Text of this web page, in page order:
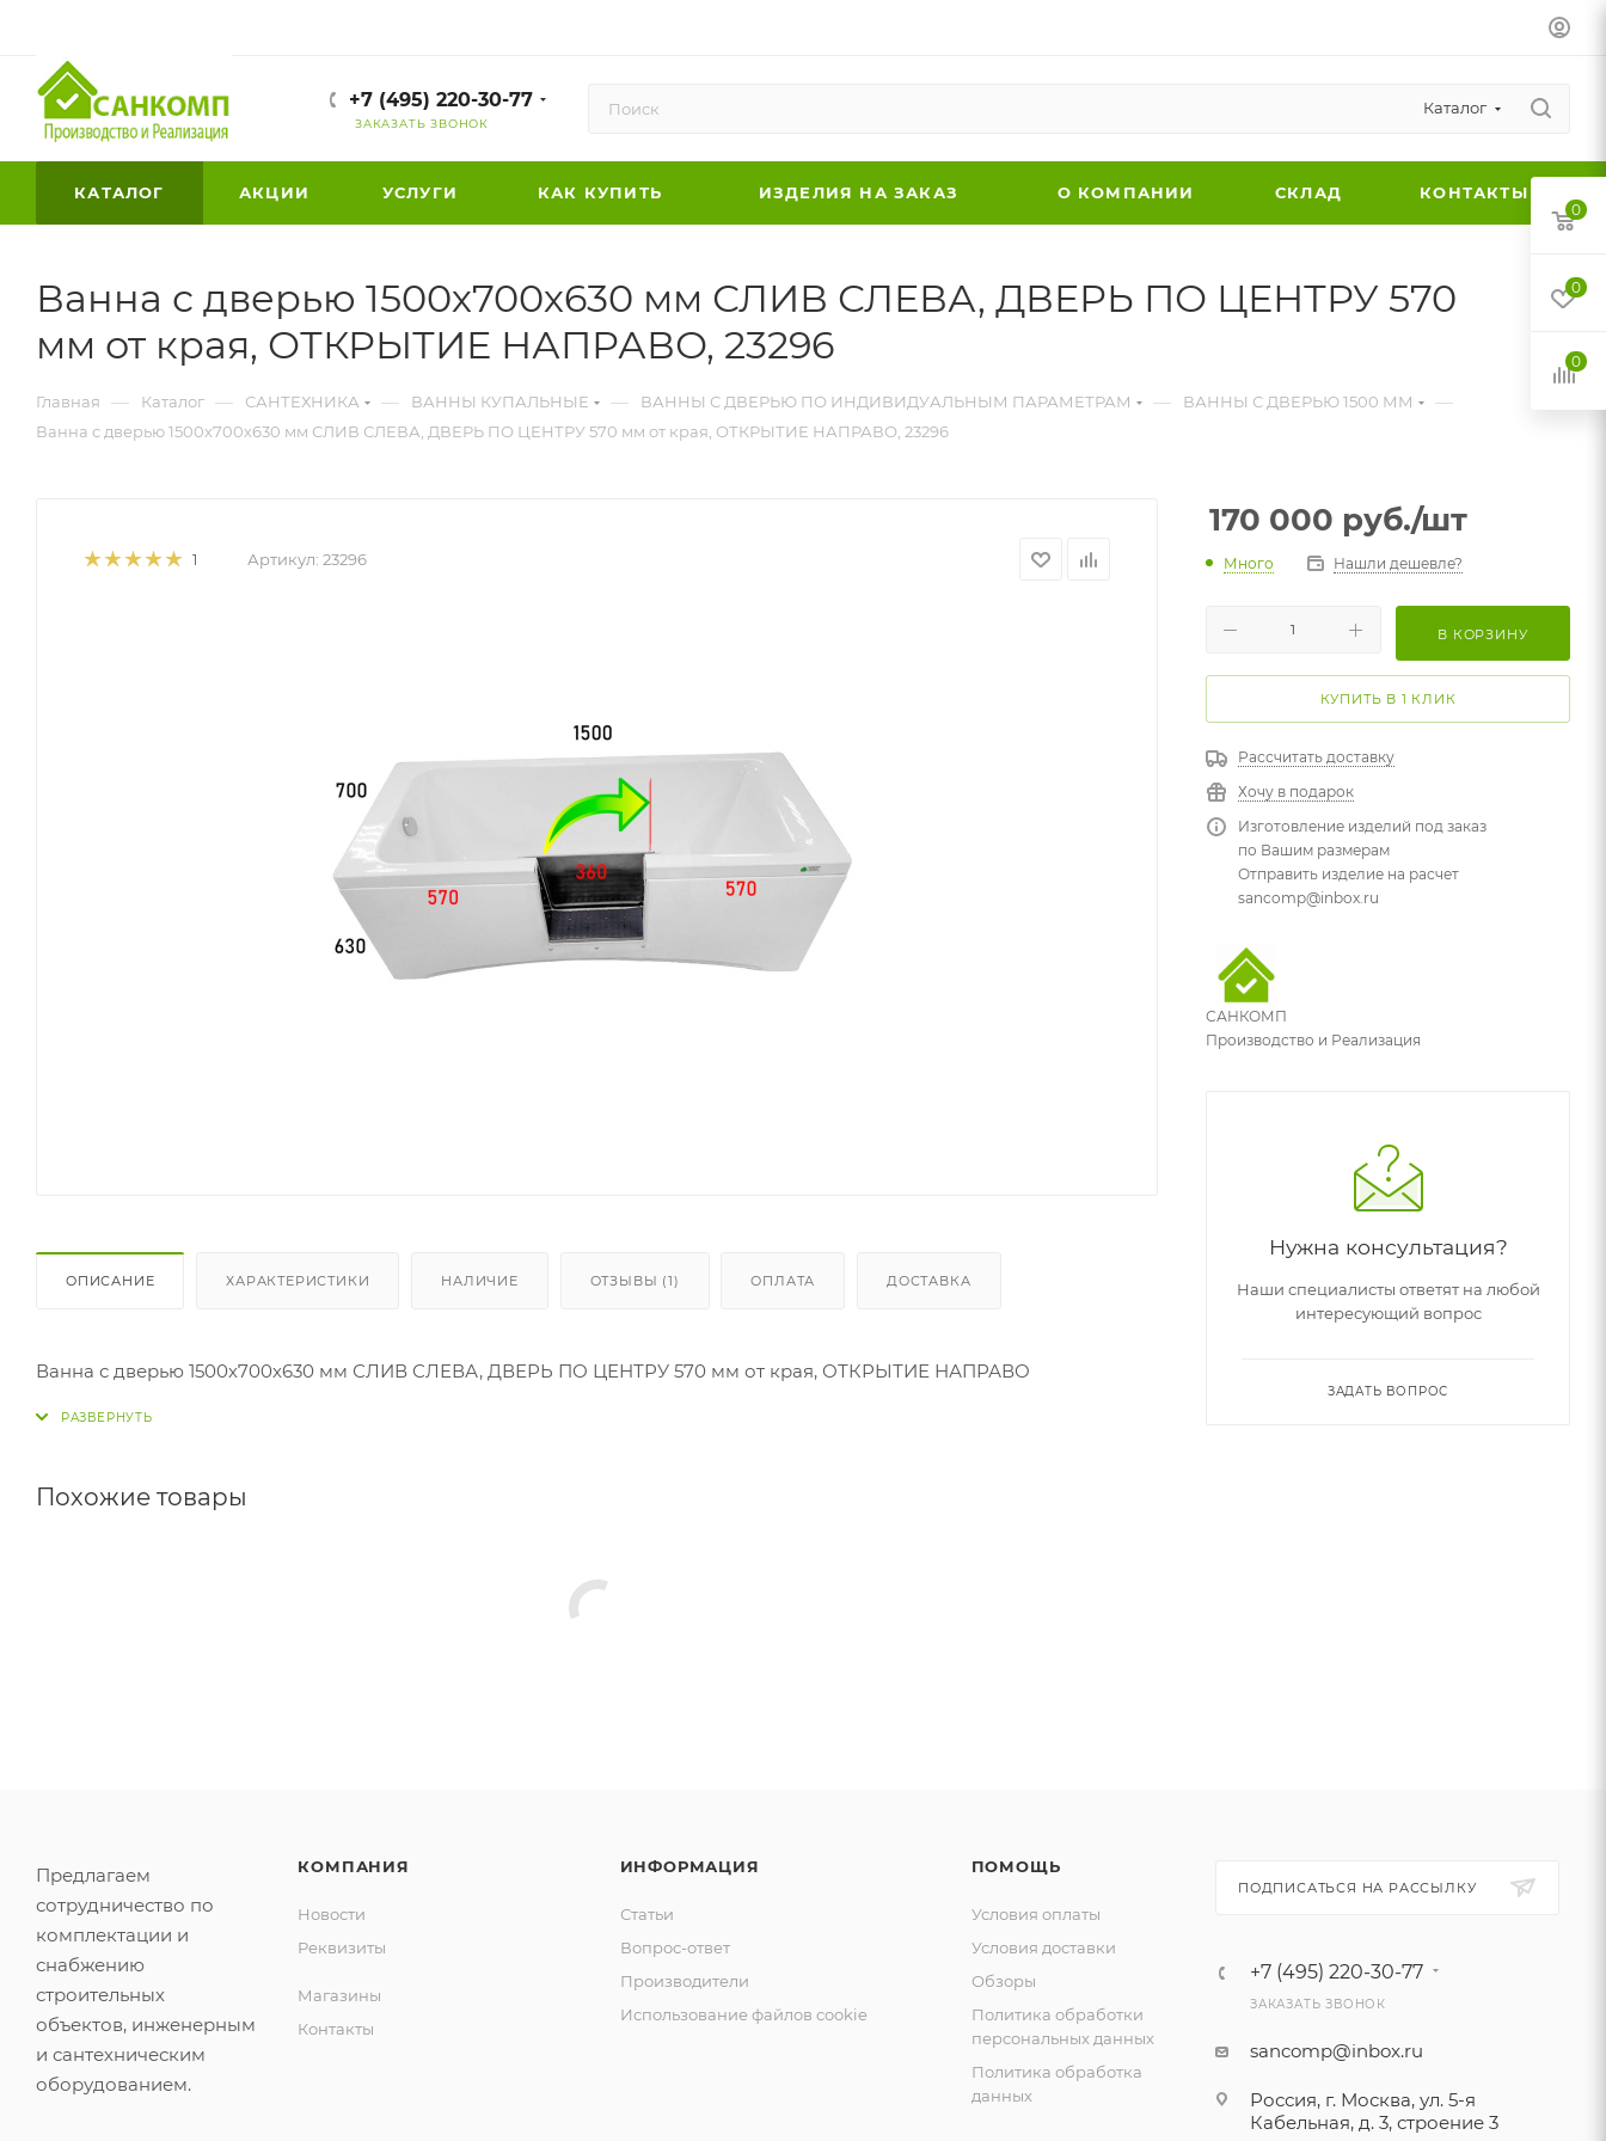
+7 (495) 220-30-77
ЗАКАЗАТЬ ЗВОНОК
Каталог
КАТАЛОГ АКЦИИ УСЛУГИ КАК КУПИТЬ ИЗДЕЛИЯ НА ЗАКАЗ О КОМПАНИИ СКЛАД КОНТАКТЫ
Ванна с дверью 1500х700х630 мм СЛИВ СЛЕВА, ДВЕРЬ ПО ЦЕНТРУ 570
мм от края, ОТКРЫТИЕ НАПРАВО, 23296
Главная — Каталог — САНТЕХНИКА — ВАННЫ КУПАЛЬНЫЕ — ВАННЫ С ДВЕРЬЮ ПО ИНДИВИДУАЛЬНЫМ ПАРАМЕТРАМ — ВАННЫ С ДВЕРЬЮ 1500 ММ —
Ванна с дверью 1500х700х630 мм СЛИВ СЛЕВА, ДВЕРЬ ПО ЦЕНТРУ 570 мм от края, ОТКРЫТИЕ НАПРАВО, 23296
1 Артикул: 23296
ОПИСАНИЕ ХАРАКТЕРИСТИКИ НАЛИЧИЕ ОТЗЫВЫ (1) ОПЛАТА ДОСТАВКА
Ванна с дверью 1500х700х630 мм СЛИВ СЛЕВА, ДВЕРЬ ПО ЦЕНТРУ 570 мм от края, ОТКРЫТИЕ НАПРАВО
Похожие товары
170 000 руб./шт
Много Нашли дешевле?
В КОРЗИНУ
КУПИТЬ В 1 КЛИК
Рассчитать доставку
Хочу в подарок
Изготовление изделий под заказ
по Вашим размерам
Отправить изделие на расчет
sancomp@inbox.ru
САНКОМП
Производство и Реализация
Нужна консультация?
Наши специалисты ответят на любой
интересующий вопрос
ЗАДАТЬ ВОПРОС
Предлагаем
сотрудничество по
комплектации и
снабжению
строительных
объектов, инженерным
и сантехническим
оборудованием.
КОМПАНИЯ
Новости
Реквизиты
Магазины
Контакты
ИНФОРМАЦИЯ
Статьи
Вопрос-ответ
Производители
Использование файлов cookie
ПОМОЩЬ
Условия оплаты
Условия доставки
Обзоры
Политика обработки
персональных данных
Политика обработка
данных
ПОДПИСАТЬСЯ НА РАССЫЛКУ
+7 (495) 220-30-77
ЗАКАЗАТЬ ЗВОНОК
sancomp@inbox.ru
Россия, г. Москва, ул. 5-я
Кабельная, д. 3, строение 3
0
0
0